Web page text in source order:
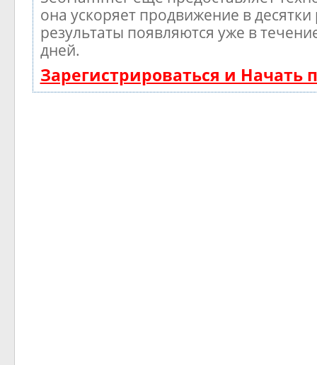
она ускоряет продвижение в
результаты появляются уже в
дней.
Зарегистрироваться и Начать